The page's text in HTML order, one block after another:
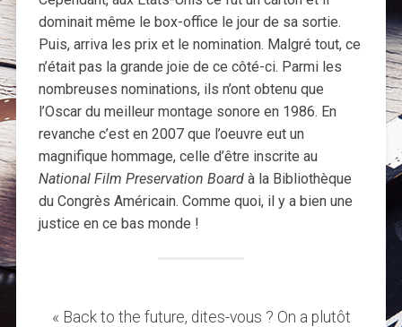
dominait même le box-office le jour de sa sortie.
Puis, arriva les prix et le nomination. Malgré tout, ce
n’était pas la grande joie de ce côté-ci. Parmi les
nombreuses nominations, ils n’ont obtenu que
l’Oscar du meilleur montage sonore en 1986. En
revanche c’est en 2007 que l’oeuvre eut un
magnifique hommage, celle d’être inscrite au
National Film Preservation Boardà la Bibliothèque
du Congrès Américain. Comme quoi, il y a bien une
justice en ce bas monde !
« Back to the future, dites-vous ? On a plutôt